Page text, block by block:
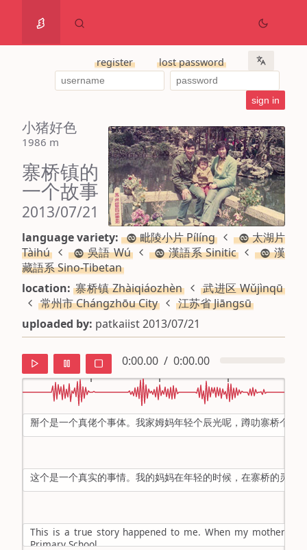
register lost password
小猪好色
1986 m
寨桥镇的
一个故事
2013/07/21
language variety: 毗陵小片 Pílíng
太湖片
Tàihú
吳語 Wú 漢語系 Sinitic
漢
藏語系 Sino-Tibetan
location:寨桥镇 Zhàiqiáozhèn
武进区 Wǔjìnqū
常州市 Chángzhōu City
江苏省 Jiāngsū
uploaded by: patkaiist 2013/07/21
0:00.00 / 0:00.00
default
mandarin
english
掰个是一个真佬个事体。我家姆妈年轻个辰光呢，蹲叻寨桥个灵
这个是一个真实的事情。我的妈妈在年轻的时候，在寨桥的灵台
This is a true story happened to me. When my mother
Primary School.